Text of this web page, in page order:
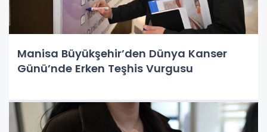
Manisa Büyükşehir’den Dünya Kanser
Günü’nde Erken Teşhis Vurgusu